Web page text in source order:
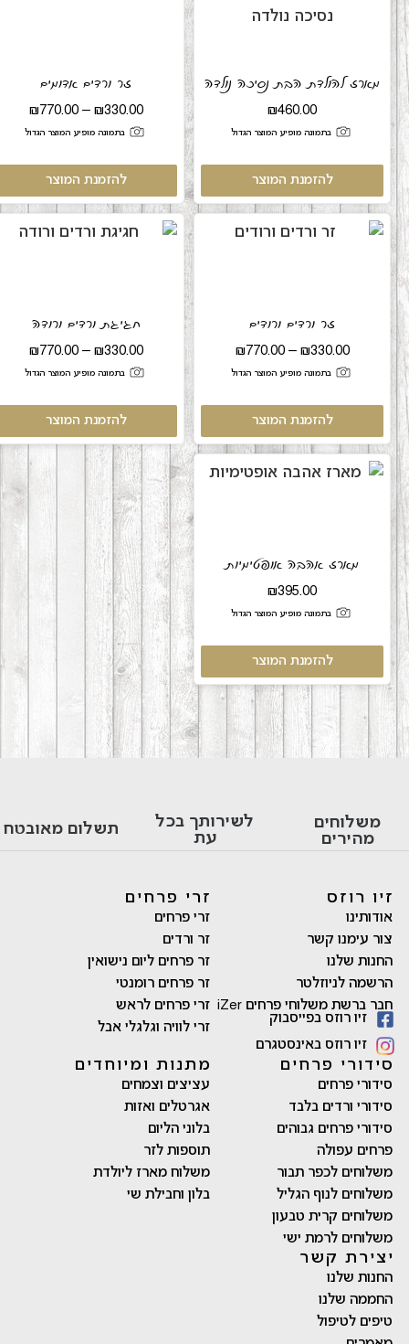
מארז להולדת הבת נסיכה נולדה
₪460.00
בתמונה מופיע המוצר הגדול
להזמנת המוצר
זר ורדים אדומים
₪330.00
–
₪770.00
בתמונה מופיע המוצר הגדול
להזמנת המוצר
זר ורדים ורודים
₪330.00
–
₪770.00
בתמונה מופיע המוצר הגדול
להזמנת המוצר
חגיגת ורדים ורודה
₪330.00
–
₪770.00
בתמונה מופיע המוצר הגדול
להזמנת המוצר
מארז אהבה אופטימיות
₪395.00
בתמונה מופיע המוצר הגדול
להזמנת המוצר
משלוחים
מהירים
לשירותך בכל
עת
תשלום מאובטח
זיו רוזס
אודותינו
צור עימנו קשר
החנות שלנו
הרשמה לניוזלטר
חבר ברשת משלוחי פרחים iZer
זיו רוזס בפייסבוק
זיו רוזס באינסטגרם
זרי פרחים
זרי פרחים
זר ורדים
זר פרחים ליום נישואין
זר פרחים רומנטי
זרי פרחים לראש
זרי לוויה וגלגלי אבל
סידורי פרחים
סידורי פרחים
סידורי ורדים בלבד
סידורי פרחים גבוהים
פרחים עפולה
משלוחים לכפר תבור
משלוחים לנוף הגליל
משלוחים קרית טבעון
משלוחים לרמת ישי
מתנות ומיוחדים
עציצים וצמחים
אגרטלים ואזות
בלוני הליום
תוספות לזר
משלוח מארז ליולדת
בלון וחבילת שי
יצירת קשר
החנות שלנו
החממה שלנו
טיפים לטיפול